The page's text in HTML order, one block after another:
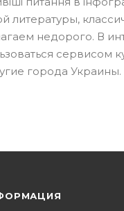
литературы,
недорого. В
сервисом
города Украины.